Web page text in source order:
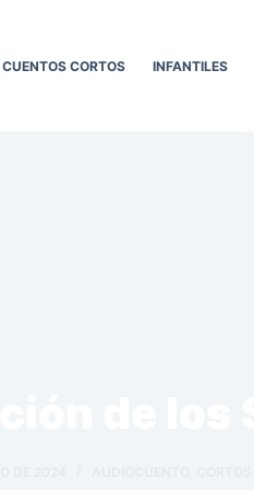
CUENTOS CORTOS INFANTILES